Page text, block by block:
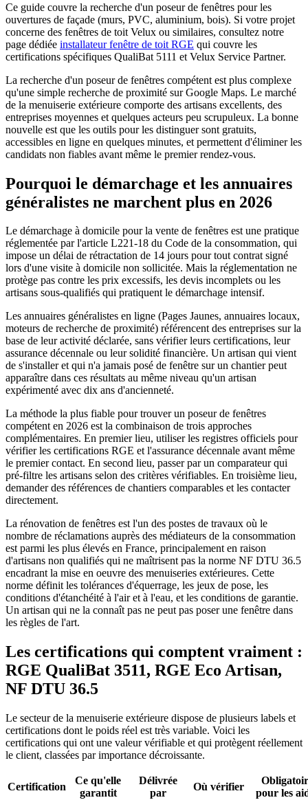
Ce guide couvre la recherche d'un poseur de fenêtres pour les
ouvertures de façade (murs, PVC, aluminium, bois). Si votre projet
concerne des fenêtres de toit Velux ou similaires, consultez notre
page dédiée installateur fenêtre de toit RGE qui couvre les
certifications spécifiques QualiBat 5111 et Velux Service Partner.
La recherche d'un poseur de fenêtres compétent est plus complexe
qu'une simple recherche de proximité sur Google Maps. Le marché
de la menuiserie extérieure comporte des artisans excellents, des
entreprises moyennes et quelques acteurs peu scrupuleux. La bonne
nouvelle est que les outils pour les distinguer sont gratuits,
accessibles en ligne en quelques minutes, et permettent d'éliminer les
candidats non fiables avant même le premier rendez-vous.
Pourquoi le démarchage et les annuaires
généralistes ne marchent plus en 2026
Le démarchage à domicile pour la vente de fenêtres est une pratique
réglementée par l'article L221-18 du Code de la consommation, qui
impose un délai de rétractation de 14 jours pour tout contrat signé
lors d'une visite à domicile non sollicitée. Mais la réglementation ne
protège pas contre les prix excessifs, les devis incomplets ou les
artisans sous-qualifiés qui pratiquent le démarchage intensif.
Les annuaires généralistes en ligne (Pages Jaunes, annuaires locaux,
moteurs de recherche de proximité) référencent des entreprises sur la
base de leur activité déclarée, sans vérifier leurs certifications, leur
assurance décennale ou leur solidité financière. Un artisan qui vient
de s'installer et qui n'a jamais posé de fenêtre sur un chantier peut
apparaître dans ces résultats au même niveau qu'un artisan
expérimenté avec dix ans d'ancienneté.
La méthode la plus fiable pour trouver un poseur de fenêtres
compétent en 2026 est la combinaison de trois approches
complémentaires. En premier lieu, utiliser les registres officiels pour
vérifier les certifications RGE et l'assurance décennale avant même
le premier contact. En second lieu, passer par un comparateur qui
pré-filtre les artisans selon des critères vérifiables. En troisième lieu,
demander des références de chantiers comparables et les contacter
directement.
La rénovation de fenêtres est l'un des postes de travaux où le
nombre de réclamations auprès des médiateurs de la consommation
est parmi les plus élevés en France, principalement en raison
d'artisans non qualifiés qui ne maîtrisent pas la norme NF DTU 36.5
encadrant la mise en oeuvre des menuiseries extérieures. Cette
norme définit les tolérances d'équerrage, les jeux de pose, les
conditions d'étanchéité à l'air et à l'eau, et les conditions de garantie.
Un artisan qui ne la connaît pas ne peut pas poser une fenêtre dans
les règles de l'art.
Les certifications qui comptent vraiment :
RGE QualiBat 3511, RGE Eco Artisan,
NF DTU 36.5
Le secteur de la menuiserie extérieure dispose de plusieurs labels et
certifications dont le poids réel est très variable. Voici les
certifications qui ont une valeur vérifiable et qui protègent réellement
le client, classées par importance décroissante.
Certification
Ce qu'elle
garantit
Délivrée
par
Où vérifier
pour les